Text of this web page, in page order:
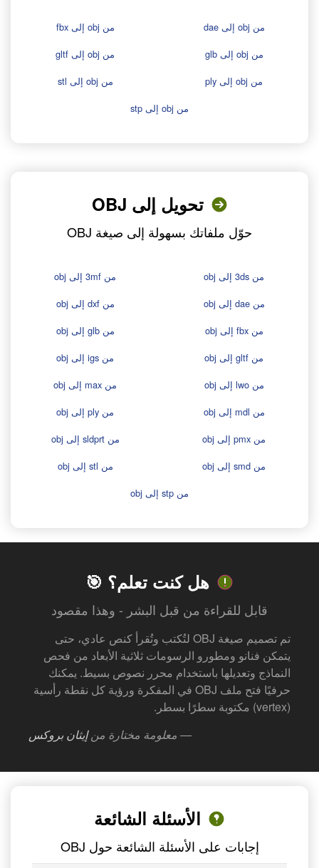
من obj إلى dae
من obj إلى fbx
من obj إلى glb
من obj إلى gltf
من obj إلى ply
من obj إلى stl
من obj إلى stp
تحويل إلى OBJ
حوّل ملفاتك بسهولة إلى صيغة OBJ
من 3ds إلى obj
من 3mf إلى obj
من dae إلى obj
من dxf إلى obj
من fbx إلى obj
من glb إلى obj
من gltf إلى obj
من igs إلى obj
من lwo إلى obj
من max إلى obj
من mdl إلى obj
من ply إلى obj
من pmx إلى obj
من sldprt إلى obj
من smd إلى obj
من stl إلى obj
من stp إلى obj
هل كنت تعلم؟ 🎯
قابل للقراءة من قبل البشر - وهذا مقصود
تم تصميم صيغة OBJ لتُكتب وتُقرأ كنص عادي، حتى
يتمكن فنانو ومطورو الرسومات ثلاثية الأبعاد من فحص
النماذج وتعديلها باستخدام محرر نصوص بسيط. يمكنك
حرفيًا فتح ملف OBJ في المفكرة ورؤية كل نقطة رأسية
(vertex) مكتوبة سطرًا بسطر.
— معلومة مختارة منإيثان بروكس
الأسئلة الشائعة
إجابات على الأسئلة الشائعة حول OBJ